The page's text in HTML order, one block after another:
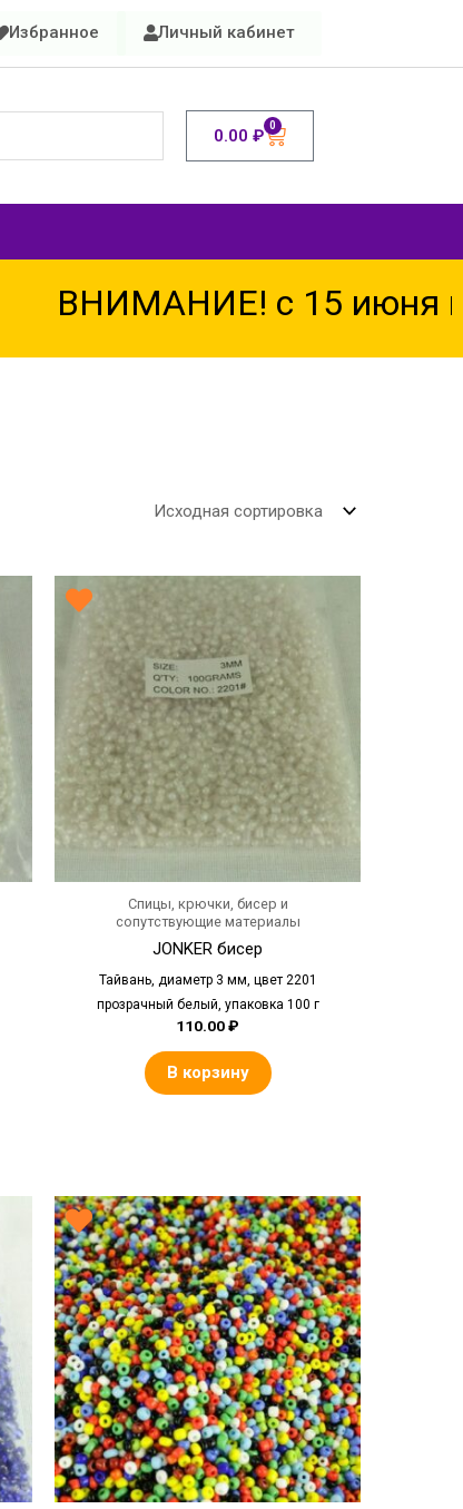
Избранное Личный кабинет
0.00 ₽ 0
ВНИМАНИЕ! с 15 июня по
Спицы, крючки, бисер и
сопутствующие материалы
JONKER бисер
Тайвань, диаметр 3 мм, цвет 2201
прозрачный белый, упаковка 100 г
110.00₽
В корзину